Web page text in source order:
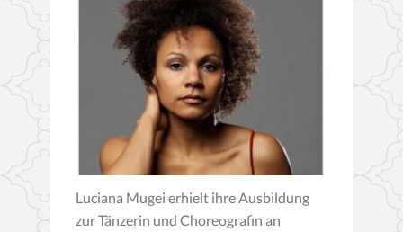
Luciana Mugei erhielt ihre Ausbildung
zur Tänzerin und Choreografin an